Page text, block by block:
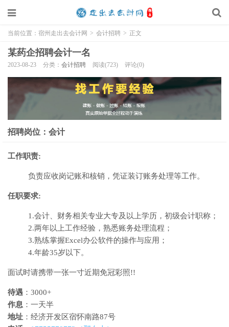
当前位置： 宿州走出去会计网 > 会计招聘 > 正文
某药企招聘会计一名
2023-08-23 分类： 会计招聘 阅读(723) 评论(0)
招聘岗位：会计
工作职责:
负责应收岗记账和核销，凭证装订账务处理等工作。
任职要求:
1.会计、财务相关专业大专及以上学历，初级会计职称；
2.两年以上工作经验，熟悉账务处理流程；
3.熟练掌握Excel办公软件的操作与应用；
4.年龄35岁以下。
面试时请携带一张一寸近期免冠彩照!!
待遇 ：3000+
作息 ：一天半
地址 ：经济开发区宿怀南路87号